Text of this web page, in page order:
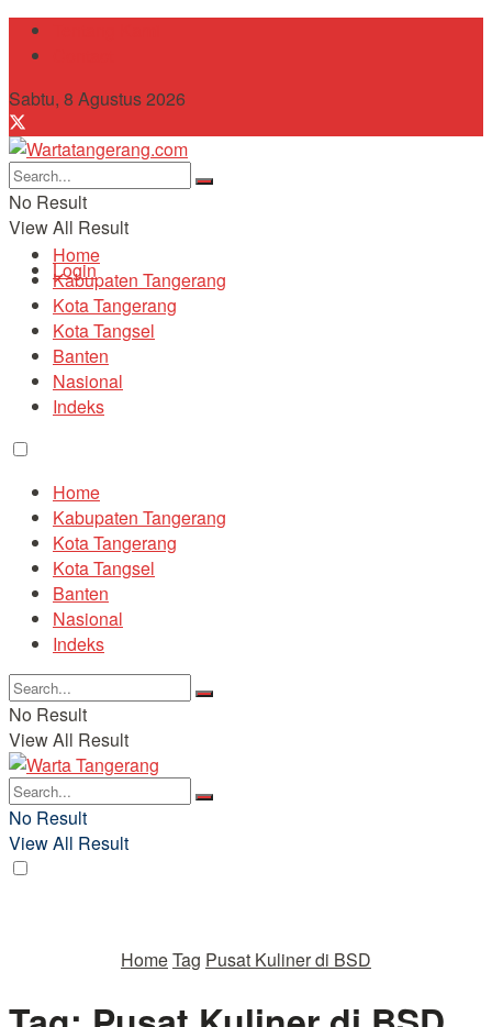
Sabtu, 8 Agustus 2026
No Result
View All Result
Login
Home
Kabupaten Tangerang
Kota Tangerang
Kota Tangsel
Banten
Nasional
Indeks
Home
Kabupaten Tangerang
Kota Tangerang
Kota Tangsel
Banten
Nasional
Indeks
No Result
View All Result
No Result
View All Result
HomeTag Pusat Kuliner di BSD